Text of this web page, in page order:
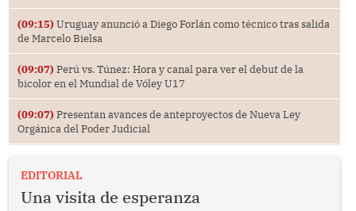
(09:15) Uruguay anunció a Diego Forlán como técnico tras salida
de Marcelo Bielsa
(09:07) Perú vs. Túnez: Hora y canal para ver el debut de la
bicolor en el Mundial de Vóley U17
(09:07) Presentan avances de anteproyectos de Nueva Ley
Orgánica del Poder Judicial
EDITORIAL
Una visita de esperanza